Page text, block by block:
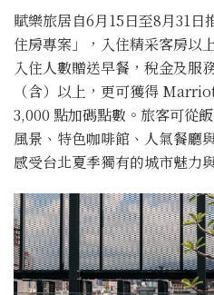
賦樂旅居自6月15日至8月31日
住房專案」，入住精采客房以
入住人數贈送早餐，稅金及服
（含）以上，更可獲得
3,000 點加碼點數。旅客可從
風景、特色咖啡館、人氣餐廳
感受台北夏季獨有的城市魅力